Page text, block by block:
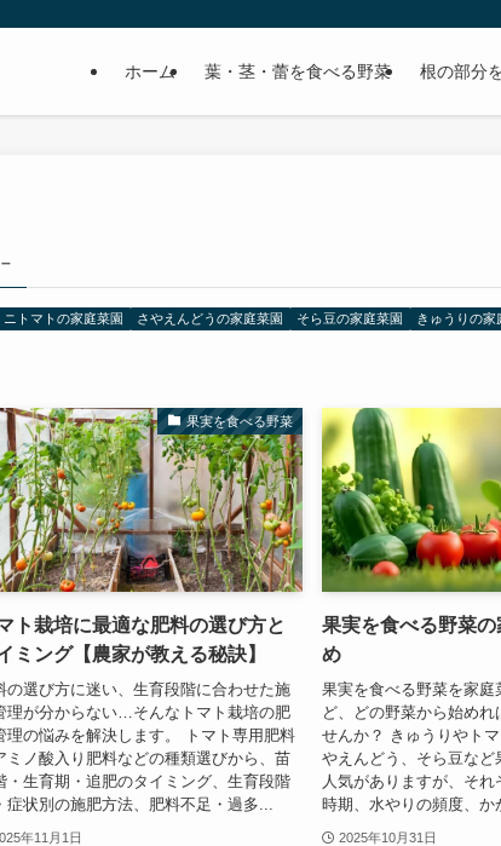
ホーム 葉・茎・蕾を食べる野菜 根の部分
ニトマトの家庭菜園 さやえんどうの家庭菜園 そら豆の家庭菜園 きゅうりの家
果実を食べる野菜
ト栽培に最適な肥料の選び方と
ミング【農家が教える秘訣】
の選び方に迷い、生育段階に合わせた施
理が分からない…そんなトマト栽培の肥
理の悩みを解決します。 トマト専用肥料
ミノ酸入り肥料などの種類選びから、苗
・生育期・追肥のタイミング、生育段階
症状別の施肥方法、肥料不足・過多...
年11月1日
果実を食べる野菜
め
果実を食べる野菜を家
ど、どの野菜から始めれ
せんか？ きゅうりやト
やえんどう、そら豆など
人気がありますが、そ
時期、水やりの頻度、か
2025年10月31日